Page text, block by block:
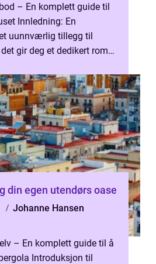
– En komplett guide til
Innledning: En
uunnværlig tillegg til
gir deg et dedikert rom
din egen utendørs oase
Johanne Hansen
– En komplett guide til å
Introduksjon til